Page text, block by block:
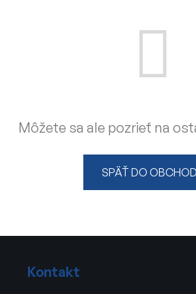
Môžete sa ale pozrieť na
SPÄŤ DO
Kontakt